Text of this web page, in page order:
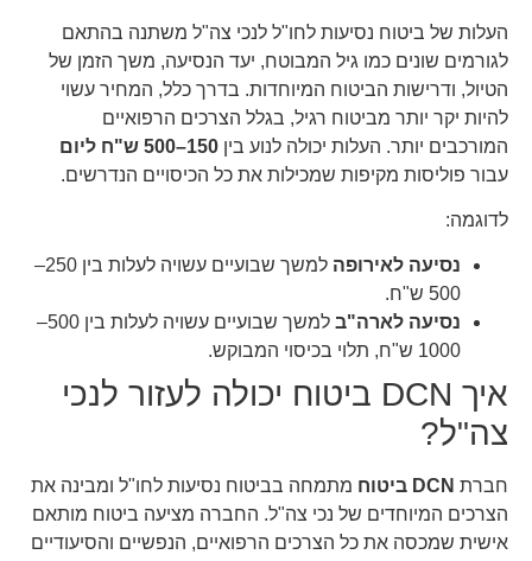
העלות של ביטוח נסיעות לחו"ל לנכי צה"ל משתנה בהתאם
לגורמים שונים כמו גיל המבוטח, יעד הנסיעה, משך הזמן של
הטיול, ודרישות הביטוח המיוחדות. בדרך כלל, המחיר עשוי
להיות יקר יותר מביטוח רגיל, בגלל הצרכים הרפואיים
המורכבים יותר. העלות יכולה לנוע בין 150–500 ש"ח ליום
עבור פוליסות מקיפות שמכילות את כל הכיסויים הנדרשים.
לדוגמה:
נסיעה לאירופה
למשך שבועיים עשויה לעלות בין 250–
500 ש"ח.
נסיעה לארה"ב
למשך שבועיים עשויה לעלות בין 500–
1000 ש"ח, תלוי בכיסוי המבוקש.
איך DCN ביטוח יכולה לעזור לנכי
צה"ל?
חברת DCN ביטוח
מתמחה בביטוח נסיעות לחו"ל ומבינה את
הצרכים המיוחדים של נכי צה"ל. החברה מציעה ביטוח מותאם
אישית שמכסה את כל הצרכים הרפואיים, הנפשיים והסיעודיים